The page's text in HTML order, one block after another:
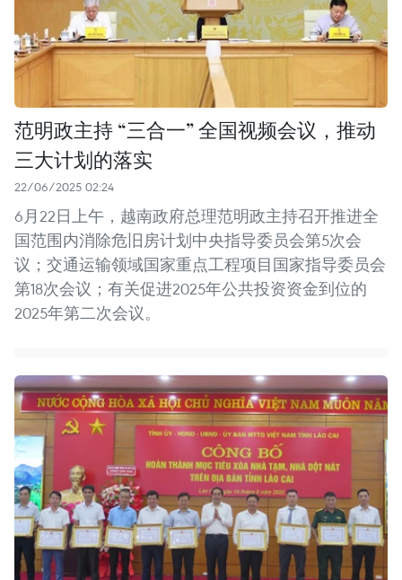
范明政主持 “三合一” 全国视频会议，推动
三大计划的落实
22/06/2025 02:24
6月22日上午，越南政府总理范明政主持召开推进全
国范围内消除危旧房计划中央指导委员会第5次会
议；交通运输领域国家重点工程项目国家指导委员会
第18次会议；有关促进2025年公共投资资金到位的
2025年第二次会议。